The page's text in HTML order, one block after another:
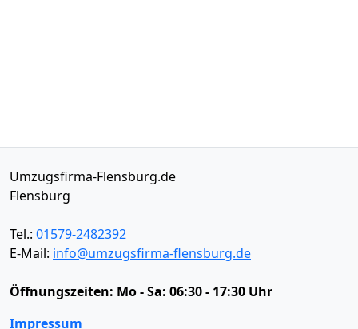
Umzugsfirma-Flensburg.de
Flensburg
Tel.: 01579-2482392
E-Mail: info@umzugsfirma-flensburg.de
Öffnungszeiten: Mo - Sa: 06:30 - 17:30 Uhr
Impressum